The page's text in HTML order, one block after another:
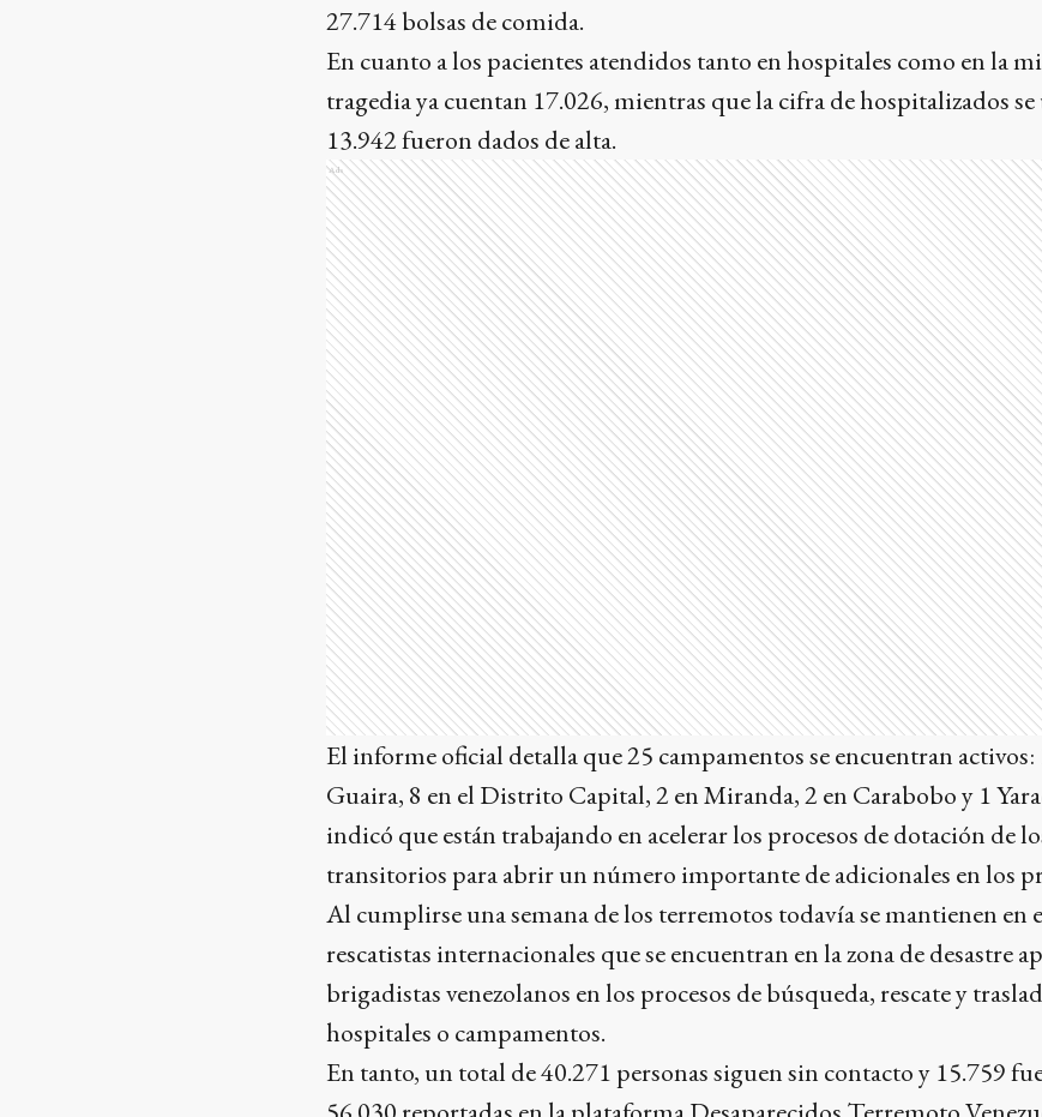
27.714 bolsas de comida.
En cuanto a los pacientes atendidos tanto en hospitales como en la
tragedia ya cuentan 17.026, mientras que la cifra de hospitalizados
13.942 fueron dados de alta.
Ads
El informe oficial detalla que 25 campamentos se encuentran activos:
Guaira, 8 en el Distrito Capital, 2 en Miranda, 2 en Carabobo y 1
indicó que están trabajando en acelerar los procesos de dotación de
transitorios para abrir un número importante de adicionales en los
Al cumplirse una semana de los terremotos todavía se mantienen en
rescatistas internacionales que se encuentran en la zona de desastre
brigadistas venezolanos en los procesos de búsqueda, rescate y
hospitales o campamentos.
En tanto, un total de 40.271 personas siguen sin contacto y 15.759